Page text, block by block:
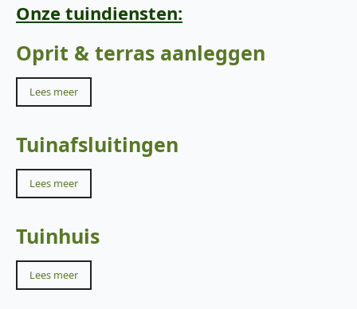
Onze tuindiensten:
Oprit & terras aanleggen
Lees meer
Tuinafsluitingen
Lees meer
Tuinhuis
Lees meer